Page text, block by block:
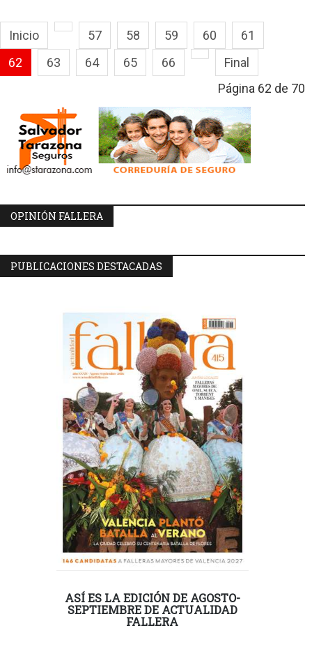
Inicio 57 58 59 60
61
62
63 64 65 66
Final
Página 62 de 70
OPINIÓN FALLERA
PUBLICACIONES DESTACADAS
ASÍ ES LA EDICIÓN DE AGOSTO-
SEPTIEMBRE DE ACTUALIDAD
FALLERA